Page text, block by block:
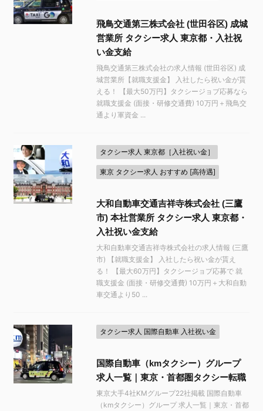
飛鳥交通第三株式会社 (世田谷区) 成城
営業所 タクシー求人 東京都・入社祝
い金支給
飛鳥交通第三株式会社の求人情報 (世田谷区) 成
城営業所【就職支援金】 入社したら祝い金が貰
える！ 【最大50万円】タクシージョブ応募なら
就職支援金 (面接・研修交通費) 10万円＋飛鳥交
通より軍資金 ...
タクシー求人 東京都［入社祝い金］
東京 タクシー求人 おすすめ [高待遇]
大和自動車交通吉祥寺株式会社 (三鷹
市) 本社営業所 タクシー求人 東京都・
入社祝い金支給
大和自動車交通吉祥寺株式会社の求人情報 (三鷹
市) 【就職支援金】 入社したら祝い金が貰え
る！ 【最大60万円】タクシージョブ応募で 就
職支援金 (面接・研修交通費) 10万円＋大和自動
車交通より50 ...
タクシー求人 国際自動車 入社祝い金
国際自動車（kmタクシー）グループ
求人一覧｜東京・首都圏タクシー転職
東京大手4社KMグループ22社掲載 国際自動車
（kmタクシー）グループ 求人一覧｜東京・首都